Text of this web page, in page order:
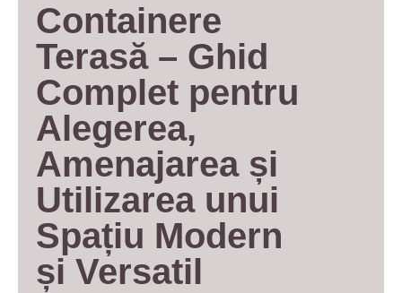
Containere
Terasă – Ghid
Complet pentru
Alegerea,
Amenajarea și
Utilizarea unui
Spațiu Modern
și Versatil